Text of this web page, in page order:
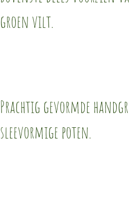
groen vilt.
Prachtig gevormde
sleevormige poten.